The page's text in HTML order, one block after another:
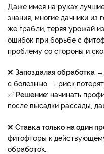
Даже имея на руках
знания, многие дачники из
же грабли, теряя урожай
ошибок при борьбе с
проблему со стороны и
❌ Запоздалая обработка →
с болезнью → риск
✅ Решение: начинать
после высадки рассады,
❌ Ставка только на один
фитофторы к
обработок.